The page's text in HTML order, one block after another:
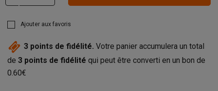
Ajouter aux favoris
3 points de fidélité. Votre panier accumulera un total
de 3 points de fidélité qui peut être converti en un bon de
0.60€